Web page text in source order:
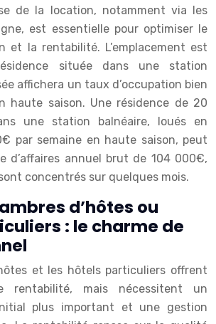
de la location, notamment via les
est essentielle pour optimiser le
et la rentabilité. L’emplacement est
située dans une station
affichera un taux d’occupation bien
haute saison. Une résidence de 20
une station balnéaire, loués en
par semaine en haute saison, peut
d’affaires annuel brut de 104 000€,
concentrés sur quelques mois.
d’hôtes ou
: le charme de
et les hôtels particuliers offrent
rentabilité, mais nécessitent un
plus important et une gestion